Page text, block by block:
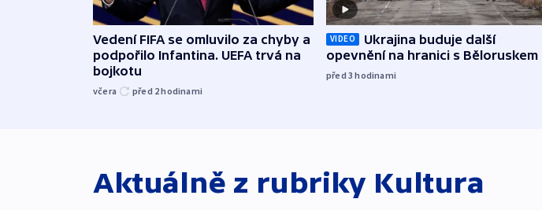
Vedení FIFA se omluvilo za chyby a
podpořilo Infantina. UEFA trvá na
bojkotu
včera před 2hodinami
VIDEO
Ukrajina buduje další
opevnění na hranici s Běloruskem
před 3hodinami
Aktuálně z rubriky Kultura